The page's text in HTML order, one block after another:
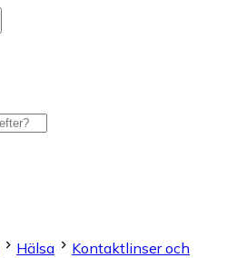
Hälsa
Kontaktlinser och